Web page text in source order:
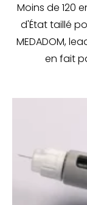
Moins de 120
d'État taillé
MEDADOM,
en fait